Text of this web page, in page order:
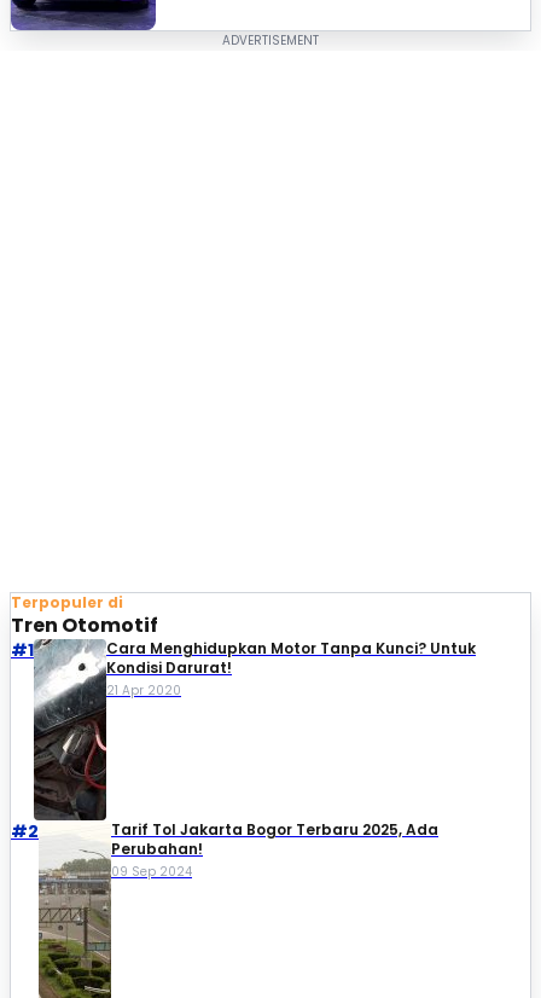
Terpopuler di
Tren Otomotif
#1
Cara Menghidupkan Motor Tanpa Kunci? Untuk
Kondisi Darurat!
21 Apr 2020
#2
Tarif Tol Jakarta Bogor Terbaru 2025, Ada
Perubahan!
09 Sep 2024